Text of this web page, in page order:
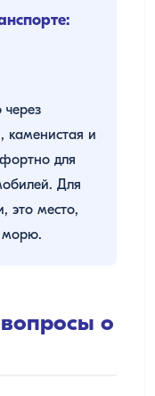
и
для
Для
это место,
морю.
о